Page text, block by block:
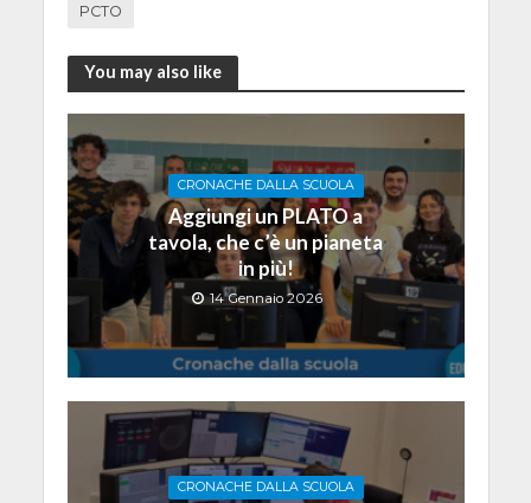
PCTO
You may also like
CRONACHE DALLA SCUOLA
Aggiungi un PLATO a
tavola, che c’è un pianeta
in più!
14 Gennaio 2026
CRONACHE DALLA SCUOLA